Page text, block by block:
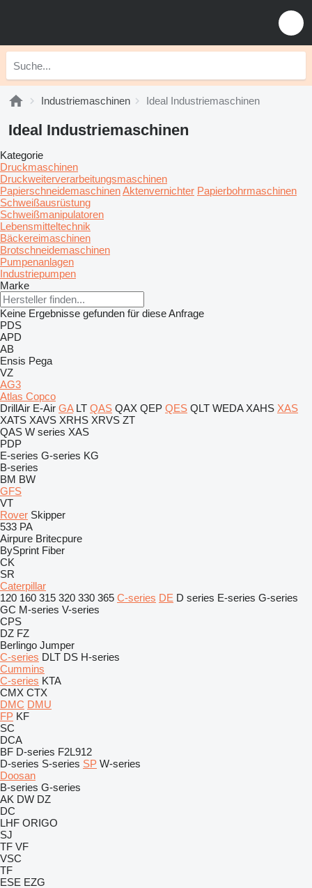
Industriemaschinen Ideal Industriemaschinen
Ideal Industriemaschinen
Kategorie
Druckmaschinen
Druckweiterverarbeitungsmaschinen
PapierschneidemaschinenAktenvernichter Papierbohrmaschinen
Schweißausrüstung
Schweißmanipulatoren
Lebensmitteltechnik
Bäckereimaschinen
Brotschneidemaschinen
Pumpenanlagen
Industriepumpen
Marke
Keine Ergebnisse gefunden für diese Anfrage
PDS
APD
AB
Ensis Pega
VZ
AG3
Atlas Copco
DrillAir E-Air GA LT QAS QAX QEP QES QLT WEDA XAHS XAS
XATS XAVS XRHS XRVS ZT
QAS W series XAS
PDP
E-series G-series KG
B-series
BM BW
GFS
VT
Rover Skipper
533 PA
Airpure Britecpure
BySprint Fiber
CK
SR
Caterpillar
120 160 315 320 330 365 C-series DE D series E-series G-series
GC M-series V-series
CPS
DZ FZ
Berlingo Jumper
C-series DLT DS H-series
Cummins
C-series KTA
CMX CTX
DMC DMU
FP KF
SC
DCA
BF D-series F2L912
D-series S-series SP W-series
Doosan
B-series G-series
AK DW DZ
DC
LHF ORIGO
SJ
TF VF
VSC
TF
ESE EZG